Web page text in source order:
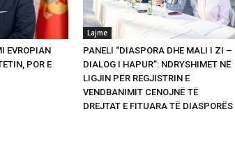
EVROPIAN
POR E
Lajme
PANELI “DIASPORA DHE MALI I ZI –
DIALOG I HAPUR”: NDRYSHIMET NË
LIGJIN PËR REGJISTRIN E
VENDBANIMIT CENOJNË TË
DREJTAT E FITUARA TË DIASPORËS